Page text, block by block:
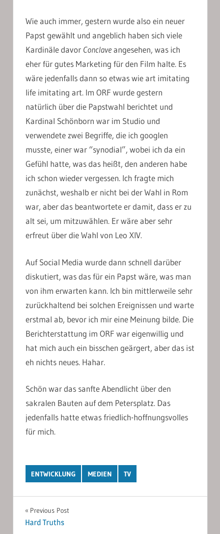
Wie auch immer, gestern wurde also ein neuer
Papst gewählt und angeblich haben sich viele
Kardinäle davor Conclaveangesehen, was ich
eher für gutes Marketing für den Film halte. Es
wäre jedenfalls dann so etwas wie art imitating
life imitating art. Im ORF wurde gestern
natürlich über die Papstwahl berichtet und
Kardinal Schönborn war im Studio und
verwendete zwei Begriffe, die ich googlen
musste, einer war “synodial”, wobei ich da ein
Gefühl hatte, was das heißt, den anderen habe
ich schon wieder vergessen. Ich fragte mich
zunächst, weshalb er nicht bei der Wahl in Rom
war, aber das beantwortete er damit, dass er zu
alt sei, um mitzuwählen. Er wäre aber sehr
erfreut über die Wahl von Leo XIV.
Auf Social Media wurde dann schnell darüber
diskutiert, was das für ein Papst wäre, was man
von ihm erwarten kann. Ich bin mittlerweile sehr
zurückhaltend bei solchen Ereignissen und warte
erstmal ab, bevor ich mir eine Meinung bilde. Die
Berichterstattung im ORF war eigenwillig und
hat mich auch ein bisschen geärgert, aber das ist
eh nichts neues. Hahar.
Schön war das sanfte Abendlicht über den
sakralen Bauten auf dem Petersplatz. Das
jedenfalls hatte etwas friedlich-hoffnungsvolles
für mich.
ENTWICKLUNG MEDIEN TV
Post
Previous Post
Hard Truths